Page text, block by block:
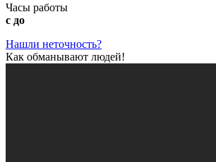
Часы работы
с до
Нашли неточность?
Как обманывают людей!